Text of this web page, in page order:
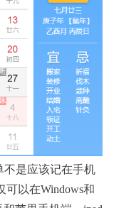
不是应该记在手机
可以在Windows和